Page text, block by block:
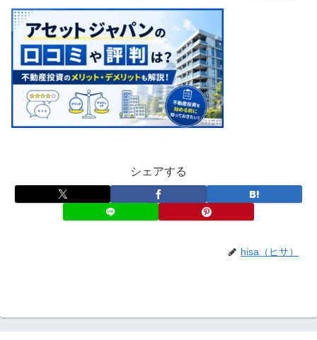
シェアする
hisa（ヒサ）